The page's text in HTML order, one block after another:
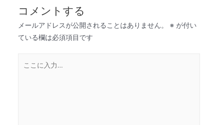
コメントする
メールアドレスが公開されることはありません。 ※ が付い
ている欄は必須項目です